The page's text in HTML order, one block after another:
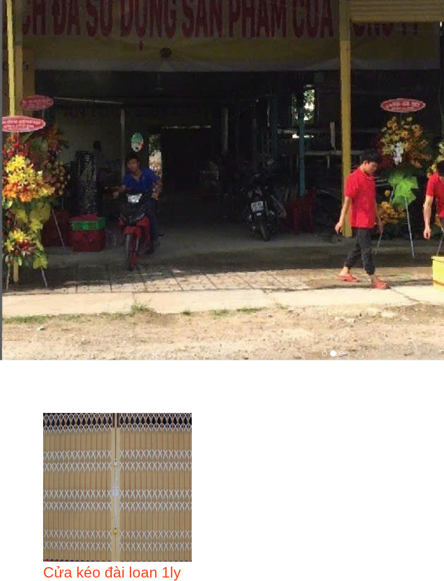
Cửa kéo đài loan 1ly